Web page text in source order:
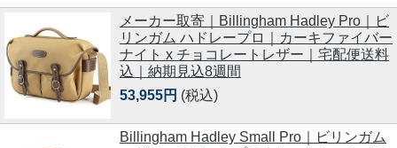
メーカー取寄｜Billingham Hadley Pro｜ビ
リンガム ハドレープロ｜カーキファイバー
ナイト x チョコレートレザー｜宅配便送料
込｜納期見込8週間
53,955円 (税込)
Billingham Hadley Small Pro｜ビリンガム